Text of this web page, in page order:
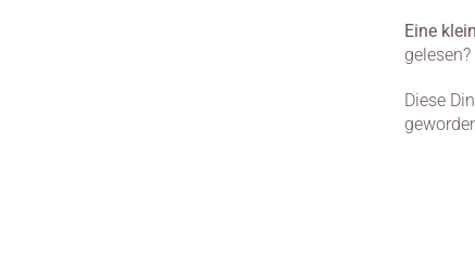
Eine
Diese